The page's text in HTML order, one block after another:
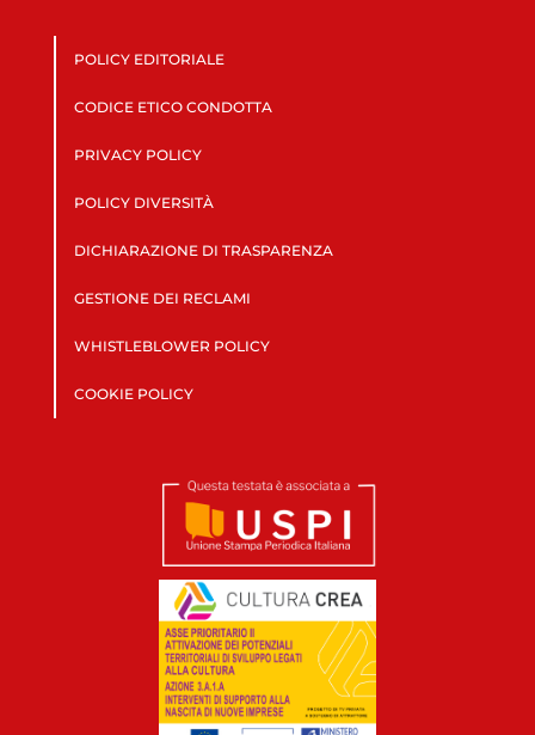
POLICY EDITORIALE
CODICE ETICO CONDOTTA
PRIVACY POLICY
POLICY DIVERSITÀ
DICHIARAZIONE DI TRASPARENZA
GESTIONE DEI RECLAMI
WHISTLEBLOWER POLICY
COOKIE POLICY